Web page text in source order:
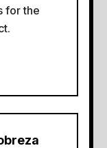
for the